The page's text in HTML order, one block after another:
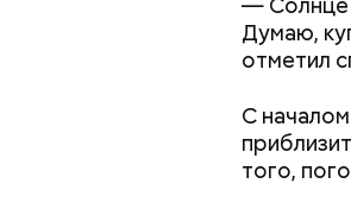
Думаю,
отметил
С
того,
Мария